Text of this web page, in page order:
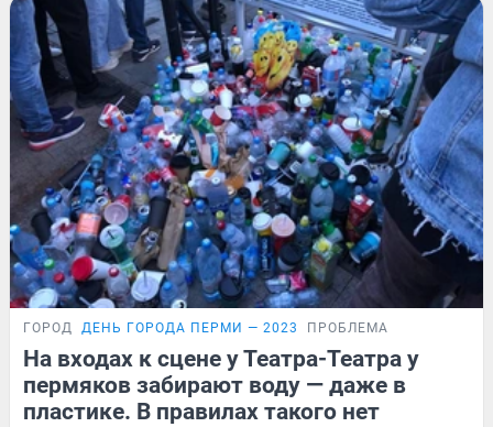
ГОРОД ДЕНЬ ГОРОДА ПЕРМИ — 2023 ПРОБЛЕМА
На входах к сцене у Театра-Театра у
пермяков забирают воду — даже в
пластике. В правилах такого нет